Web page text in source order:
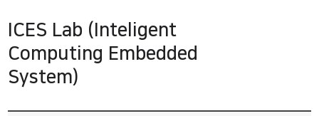
ICES Lab (Inteligent Computing Embedded System)
ICES Lab (Inteligent
Computing Embedded
System)